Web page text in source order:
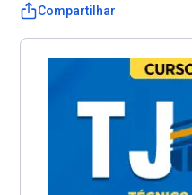
Compartilhar